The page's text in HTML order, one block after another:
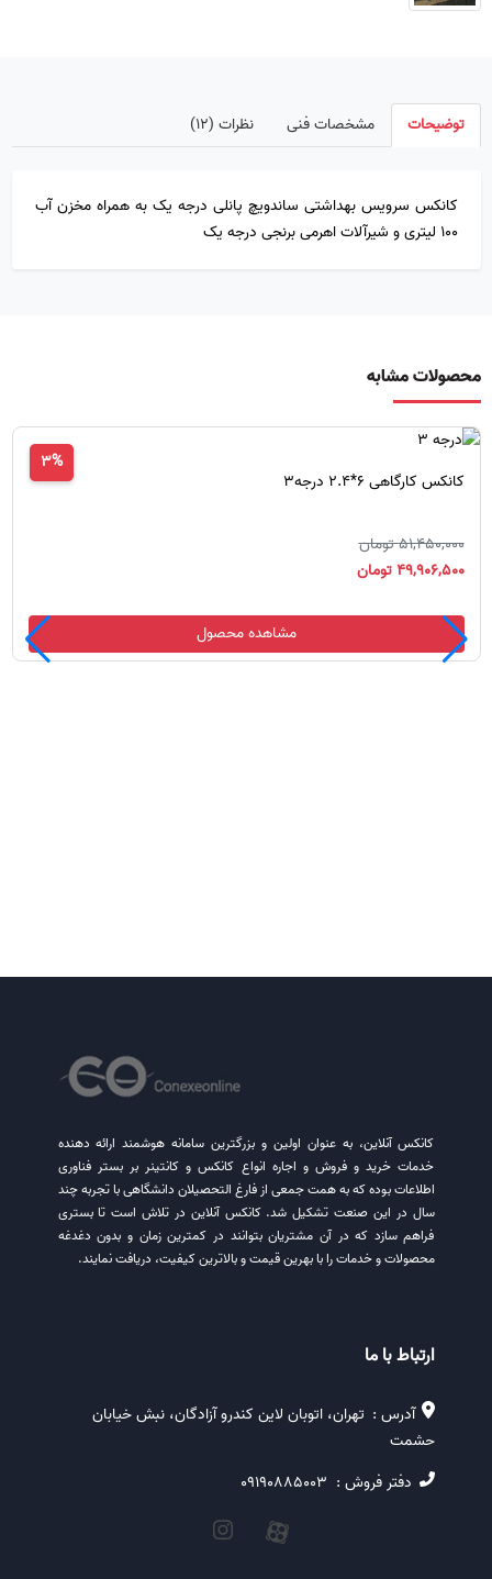
توضیحات مشخصات فنی نظرات (۱۲)
کانکس سرویس بهداشتی ساندویچ پانلی درجه یک به همراه مخزن آب
100 لیتری و شیرآلات اهرمی برنجی درجه یک
محصولات مشابه
3%
کانکس کارگاهی 6*2.4 درجه3
51,450,000 تومان
49,906,500 تومان
مشاهده محصول
ارتباط با ما
آدرس : تهران، اتوبان لاین کندرو آزادگان، نبش خیابان
حشمت
دفتر فروش : 09190885003
کانکس آنلاین، به عنوان اولین و بزرگترین سامانه هوشمند ارائه دهنده
خدمات خرید و فروش و اجاره انواع کانکس و کانتینر بر بستر فناوری
اطلاعات بوده که به همت جمعی از فارغ التحصیلان دانشگاهی با تجربه چند
سال در این صنعت تشکیل شد. کانکس آنلاین در تلاش است تا بستری
فراهم سازد که در آن مشتریان بتوانند در کمترین زمان و بدون دغدغه
محصولات و خدمات را با بهرین قیمت و بالاترین کیفیت، دریافت نمایند.